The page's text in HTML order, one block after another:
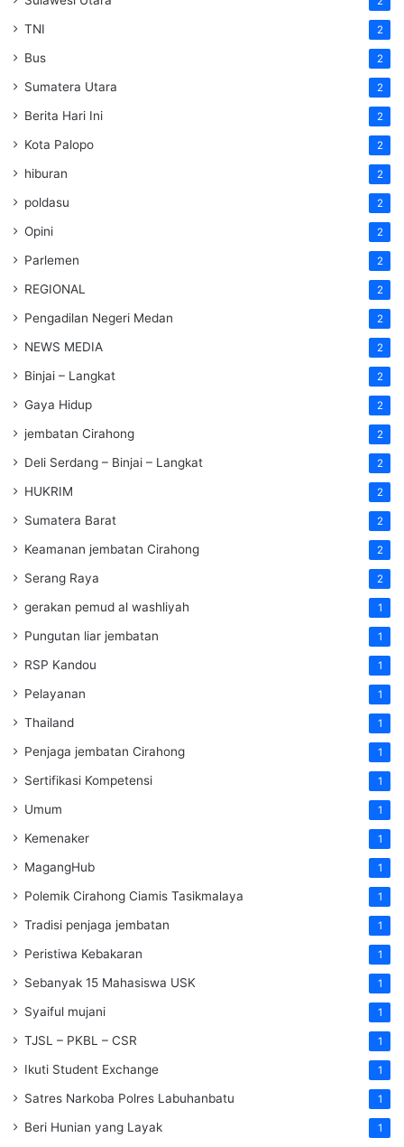
TNI 2
Bus 2
Sumatera Utara 2
Berita Hari Ini 2
Kota Palopo 2
hiburan 2
poldasu 2
Opini 2
Parlemen 2
REGIONAL 2
Pengadilan Negeri Medan 2
NEWS MEDIA 2
Binjai – Langkat 2
Gaya Hidup 2
jembatan Cirahong 2
Deli Serdang – Binjai – Langkat 2
HUKRIM 2
Sumatera Barat 2
Keamanan jembatan Cirahong 2
Serang Raya 2
gerakan pemud al washliyah 1
Pungutan liar jembatan 1
RSP Kandou 1
Pelayanan 1
Thailand 1
Penjaga jembatan Cirahong 1
Sertifikasi Kompetensi 1
Umum 1
Kemenaker 1
MagangHub 1
Polemik Cirahong Ciamis Tasikmalaya 1
Tradisi penjaga jembatan 1
Peristiwa Kebakaran 1
Sebanyak 15 Mahasiswa USK 1
Syaiful mujani 1
TJSL – PKBL – CSR 1
Ikuti Student Exchange 1
Satres Narkoba Polres Labuhanbatu 1
Beri Hunian yang Layak 1